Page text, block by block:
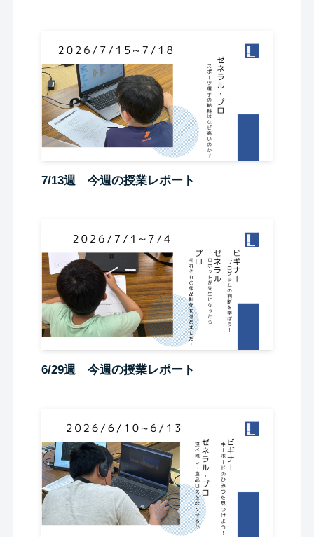
7/13週 今週の授業レポート
6/29週 今週の授業レポート